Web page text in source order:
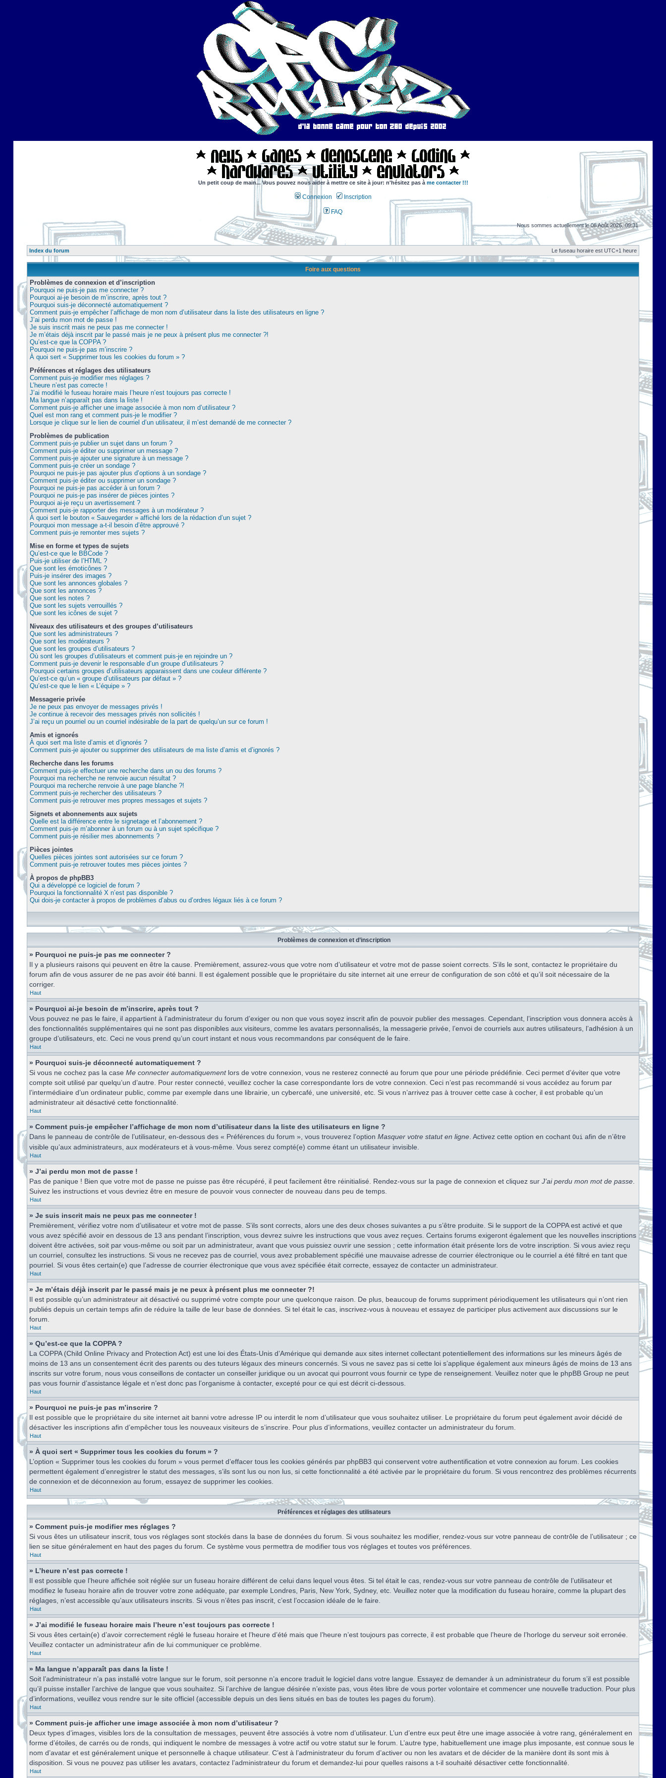
Un petit coup de main... Vous pouvez nous aider à mettre ce site à jour: n'hésitez pas à me contacter !!!
Connexion Inscription
FAQ
Nous sommes actuellement le 08 Août 2026, 09:31
Index du forum Le fuseau horaire est UTC+1 heure
Foire aux questions
Problèmes de connexion et d’inscription
Pourquoi ne puis-je pas me connecter ?
Pourquoi ai-je besoin de m’inscrire, après tout ?
Pourquoi suis-je déconnecté automatiquement ?
Comment puis-je empêcher l’affichage de mon nom d’utilisateur dans la liste des utilisateurs en ligne ?
J’ai perdu mon mot de passe !
Je suis inscrit mais ne peux pas me connecter !
Je m’étais déjà inscrit par le passé mais je ne peux à présent plus me connecter ?!
Qu’est-ce que la COPPA ?
Pourquoi ne puis-je pas m’inscrire ?
À quoi sert « Supprimer tous les cookies du forum » ?
Préférences et réglages des utilisateurs
Comment puis-je modifier mes réglages ?
L’heure n’est pas correcte !
J’ai modifié le fuseau horaire mais l’heure n’est toujours pas correcte !
Ma langue n’apparaît pas dans la liste !
Comment puis-je afficher une image associée à mon nom d’utilisateur ?
Quel est mon rang et comment puis-je le modifier ?
Lorsque je clique sur le lien de courriel d’un utilisateur, il m’est demandé de me connecter ?
Problèmes de publication
Comment puis-je publier un sujet dans un forum ?
Comment puis-je éditer ou supprimer un message ?
Comment puis-je ajouter une signature à un message ?
Comment puis-je créer un sondage ?
Pourquoi ne puis-je pas ajouter plus d’options à un sondage ?
Comment puis-je éditer ou supprimer un sondage ?
Pourquoi ne puis-je pas accéder à un forum ?
Pourquoi ne puis-je pas insérer de pièces jointes ?
Pourquoi ai-je reçu un avertissement ?
Comment puis-je rapporter des messages à un modérateur ?
À quoi sert le bouton « Sauvegarder » affiché lors de la rédaction d’un sujet ?
Pourquoi mon message a-t-il besoin d’être approuvé ?
Comment puis-je remonter mes sujets ?
Mise en forme et types de sujets
Qu’est-ce que le BBCode ?
Puis-je utiliser de l’HTML ?
Que sont les émoticônes ?
Puis-je insérer des images ?
Que sont les annonces globales ?
Que sont les annonces ?
Que sont les notes ?
Que sont les sujets verrouillés ?
Que sont les icônes de sujet ?
Niveaux des utilisateurs et des groupes d’utilisateurs
Que sont les administrateurs ?
Que sont les modérateurs ?
Que sont les groupes d’utilisateurs ?
Où sont les groupes d’utilisateurs et comment puis-je en rejoindre un ?
Comment puis-je devenir le responsable d’un groupe d’utilisateurs ?
Pourquoi certains groupes d’utilisateurs apparaissent dans une couleur différente ?
Qu’est-ce qu’un « groupe d’utilisateurs par défaut » ?
Qu’est-ce que le lien « L’équipe » ?
Messagerie privée
Je ne peux pas envoyer de messages privés !
Je continue à recevoir des messages privés non sollicités !
J’ai reçu un pourriel ou un courriel indésirable de la part de quelqu’un sur ce forum !
Amis et ignorés
À quoi sert ma liste d’amis et d’ignorés ?
Comment puis-je ajouter ou supprimer des utilisateurs de ma liste d’amis et d’ignorés ?
Recherche dans les forums
Comment puis-je effectuer une recherche dans un ou des forums ?
Pourquoi ma recherche ne renvoie aucun résultat ?
Pourquoi ma recherche renvoie à une page blanche ?!
Comment puis-je rechercher des utilisateurs ?
Comment puis-je retrouver mes propres messages et sujets ?
Signets et abonnements aux sujets
Quelle est la différence entre le signetage et l’abonnement ?
Comment puis-je m’abonner à un forum ou à un sujet spécifique ?
Comment puis-je résilier mes abonnements ?
Pièces jointes
Quelles pièces jointes sont autorisées sur ce forum ?
Comment puis-je retrouver toutes mes pièces jointes ?
À propos de phpBB3
Qui a développé ce logiciel de forum ?
Pourquoi la fonctionnalité X n’est pas disponible ?
Qui dois-je contacter à propos de problèmes d’abus ou d’ordres légaux liés à ce forum ?
Problèmes de connexion et d’inscription
» Pourquoi ne puis-je pas me connecter ?
Il y a plusieurs raisons qui peuvent en être la cause. Premièrement, assurez-vous que votre nom d’utilisateur et votre mot de passe soient corrects. S’ils le sont, contactez le propriétaire du
forum afin de vous assurer de ne pas avoir été banni. Il est également possible que le propriétaire du site internet ait une erreur de configuration de son côté et qu’il soit nécessaire de la
corriger.
Haut
» Pourquoi ai-je besoin de m’inscrire, après tout ?
Vous pouvez ne pas le faire, il appartient à l’administrateur du forum d’exiger ou non que vous soyez inscrit afin de pouvoir publier des messages. Cependant, l’inscription vous donnera accès à
des fonctionnalités supplémentaires qui ne sont pas disponibles aux visiteurs, comme les avatars personnalisés, la messagerie privée, l’envoi de courriels aux autres utilisateurs, l’adhésion à un
groupe d’utilisateurs, etc. Ceci ne vous prend qu’un court instant et nous vous recommandons par conséquent de le faire.
Haut
» Pourquoi suis-je déconnecté automatiquement ?
Si vous ne cochez pas la case Me connecter automatiquementlors de votre connexion, vous ne resterez connecté au forum que pour une période prédéfinie. Ceci permet d’éviter que votre
compte soit utilisé par quelqu’un d’autre. Pour rester connecté, veuillez cocher la case correspondante lors de votre connexion. Ceci n’est pas recommandé si vous accédez au forum par
l’intermédiaire d’un ordinateur public, comme par exemple dans une librairie, un cybercafé, une université, etc. Si vous n’arrivez pas à trouver cette case à cocher, il est probable qu’un
administrateur ait désactivé cette fonctionnalité.
Haut
» Comment puis-je empêcher l’affichage de mon nom d’utilisateur dans la liste des utilisateurs en ligne ?
Dans le panneau de contrôle de l’utilisateur, en-dessous des « Préférences du forum », vous trouverez l’option Masquer votre statut en ligne . Activez cette option en cochant Oui afin de n’être
visible qu’aux administrateurs, aux modérateurs et à vous-même. Vous serez compté(e) comme étant un utilisateur invisible.
Haut
» J’ai perdu mon mot de passe !
Pas de panique ! Bien que votre mot de passe ne puisse pas être récupéré, il peut facilement être réinitialisé. Rendez-vous sur la page de connexion et cliquez sur J’ai perdu mon mot de passe
Suivez les instructions et vous devriez être en mesure de pouvoir vous connecter de nouveau dans peu de temps.
Haut
» Je suis inscrit mais ne peux pas me connecter !
Premièrement, vérifiez votre nom d’utilisateur et votre mot de passe. S’ils sont corrects, alors une des deux choses suivantes a pu s’être produite. Si le support de la COPPA est activé et que
vous avez spécifié avoir en dessous de 13 ans pendant l’inscription, vous devrez suivre les instructions que vous avez reçues. Certains forums exigeront également que les nouvelles inscriptions
doivent être activées, soit par vous-même ou soit par un administrateur, avant que vous puissiez ouvrir une session ; cette information était présente lors de votre inscription. Si vous aviez reçu
un courriel, consultez les instructions. Si vous ne recevez pas de courriel, vous avez probablement spécifié une mauvaise adresse de courrier électronique ou le courriel a été filtré en tant que
pourriel. Si vous êtes certain(e) que l’adresse de courrier électronique que vous avez spécifiée était correcte, essayez de contacter un administrateur.
Haut
» Je m’étais déjà inscrit par le passé mais je ne peux à présent plus me connecter ?!
Il est possible qu’un administrateur ait désactivé ou supprimé votre compte pour une quelconque raison. De plus, beaucoup de forums suppriment périodiquement les utilisateurs qui n’ont rien
publiés depuis un certain temps afin de réduire la taille de leur base de données. Si tel était le cas, inscrivez-vous à nouveau et essayez de participer plus activement aux discussions sur le
forum.
Haut
» Qu’est-ce que la COPPA ?
La COPPA (Child Online Privacy and Protection Act) est une loi des États-Unis d’Amérique qui demande aux sites internet collectant potentiellement des informations sur les mineurs âgés de
moins de 13 ans un consentement écrit des parents ou des tuteurs légaux des mineurs concernés. Si vous ne savez pas si cette loi s’applique également aux mineurs âgés de moins de 13 ans
inscrits sur votre forum, nous vous conseillons de contacter un conseiller juridique ou un avocat qui pourront vous fournir ce type de renseignement. Veuillez noter que le phpBB Group ne peut
pas vous fournir d’assistance légale et n’est donc pas l’organisme à contacter, excepté pour ce qui est décrit ci-dessous.
Haut
» Pourquoi ne puis-je pas m’inscrire ?
Il est possible que le propriétaire du site internet ait banni votre adresse IP ou interdit le nom d’utilisateur que vous souhaitez utiliser. Le propriétaire du forum peut également avoir décidé de
désactiver les inscriptions afin d’empêcher tous les nouveaux visiteurs de s’inscrire. Pour plus d’informations, veuillez contacter un administrateur du forum.
Haut
» À quoi sert « Supprimer tous les cookies du forum » ?
L’option « Supprimer tous les cookies du forum » vous permet d’effacer tous les cookies générés par phpBB3 qui conservent votre authentification et votre connexion au forum. Les cookies
permettent également d’enregistrer le statut des messages, s’ils sont lus ou non lus, si cette fonctionnalité a été activée par le propriétaire du forum. Si vous rencontrez des problèmes récurrents
de connexion et de déconnexion au forum, essayez de supprimer les cookies.
Haut
Préférences et réglages des utilisateurs
» Comment puis-je modifier mes réglages ?
Si vous êtes un utilisateur inscrit, tous vos réglages sont stockés dans la base de données du forum. Si vous souhaitez les modifier, rendez-vous sur votre panneau de contrôle de l’utilisateur ; ce
lien se situe généralement en haut des pages du forum. Ce système vous permettra de modifier tous vos réglages et toutes vos préférences.
Haut
» L’heure n’est pas correcte !
Il est possible que l’heure affichée soit réglée sur un fuseau horaire différent de celui dans lequel vous êtes. Si tel était le cas, rendez-vous sur votre panneau de contrôle de l’utilisateur et
modifiez le fuseau horaire afin de trouver votre zone adéquate, par exemple Londres, Paris, New York, Sydney, etc. Veuillez noter que la modification du fuseau horaire, comme la plupart des
réglages, n’est accessible qu’aux utilisateurs inscrits. Si vous n’êtes pas inscrit, c’est l’occasion idéale de le faire.
Haut
» J’ai modifié le fuseau horaire mais l’heure n’est toujours pas correcte !
Si vous êtes certain(e) d’avoir correctement réglé le fuseau horaire et l’heure d’été mais que l’heure n’est toujours pas correcte, il est probable que l’heure de l’horloge du serveur soit erronée.
Veuillez contacter un administrateur afin de lui communiquer ce problème.
Haut
» Ma langue n’apparaît pas dans la liste !
Soit l’administrateur n’a pas installé votre langue sur le forum, soit personne n’a encore traduit le logiciel dans votre langue. Essayez de demander à un administrateur du forum s’il est possible
qu’il puisse installer l’archive de langue que vous souhaitez. Si l’archive de langue désirée n’existe pas, vous êtes libre de vous porter volontaire et commencer une nouvelle traduction. Pour plus
d’informations, veuillez vous rendre sur le site officiel (accessible depuis un des liens situés en bas de toutes les pages du forum).
Haut
» Comment puis-je afficher une image associée à mon nom d’utilisateur ?
Deux types d’images, visibles lors de la consultation de messages, peuvent être associés à votre nom d’utilisateur. L’un d’entre eux peut être une image associée à votre rang, généralement en
forme d’étoiles, de carrés ou de ronds, qui indiquent le nombre de messages à votre actif ou votre statut sur le forum. L’autre type, habituellement une image plus imposante, est connue sous le
nom d’avatar et est généralement unique et personnelle à chaque utilisateur. C’est à l’administrateur du forum d’activer ou non les avatars et de décider de la manière dont ils sont mis à
disposition. Si vous ne pouvez pas utiliser les avatars, contactez l’administrateur du forum et demandez-lui pour quelles raisons a t-il souhaité désactiver cette fonctionnalité.
Haut